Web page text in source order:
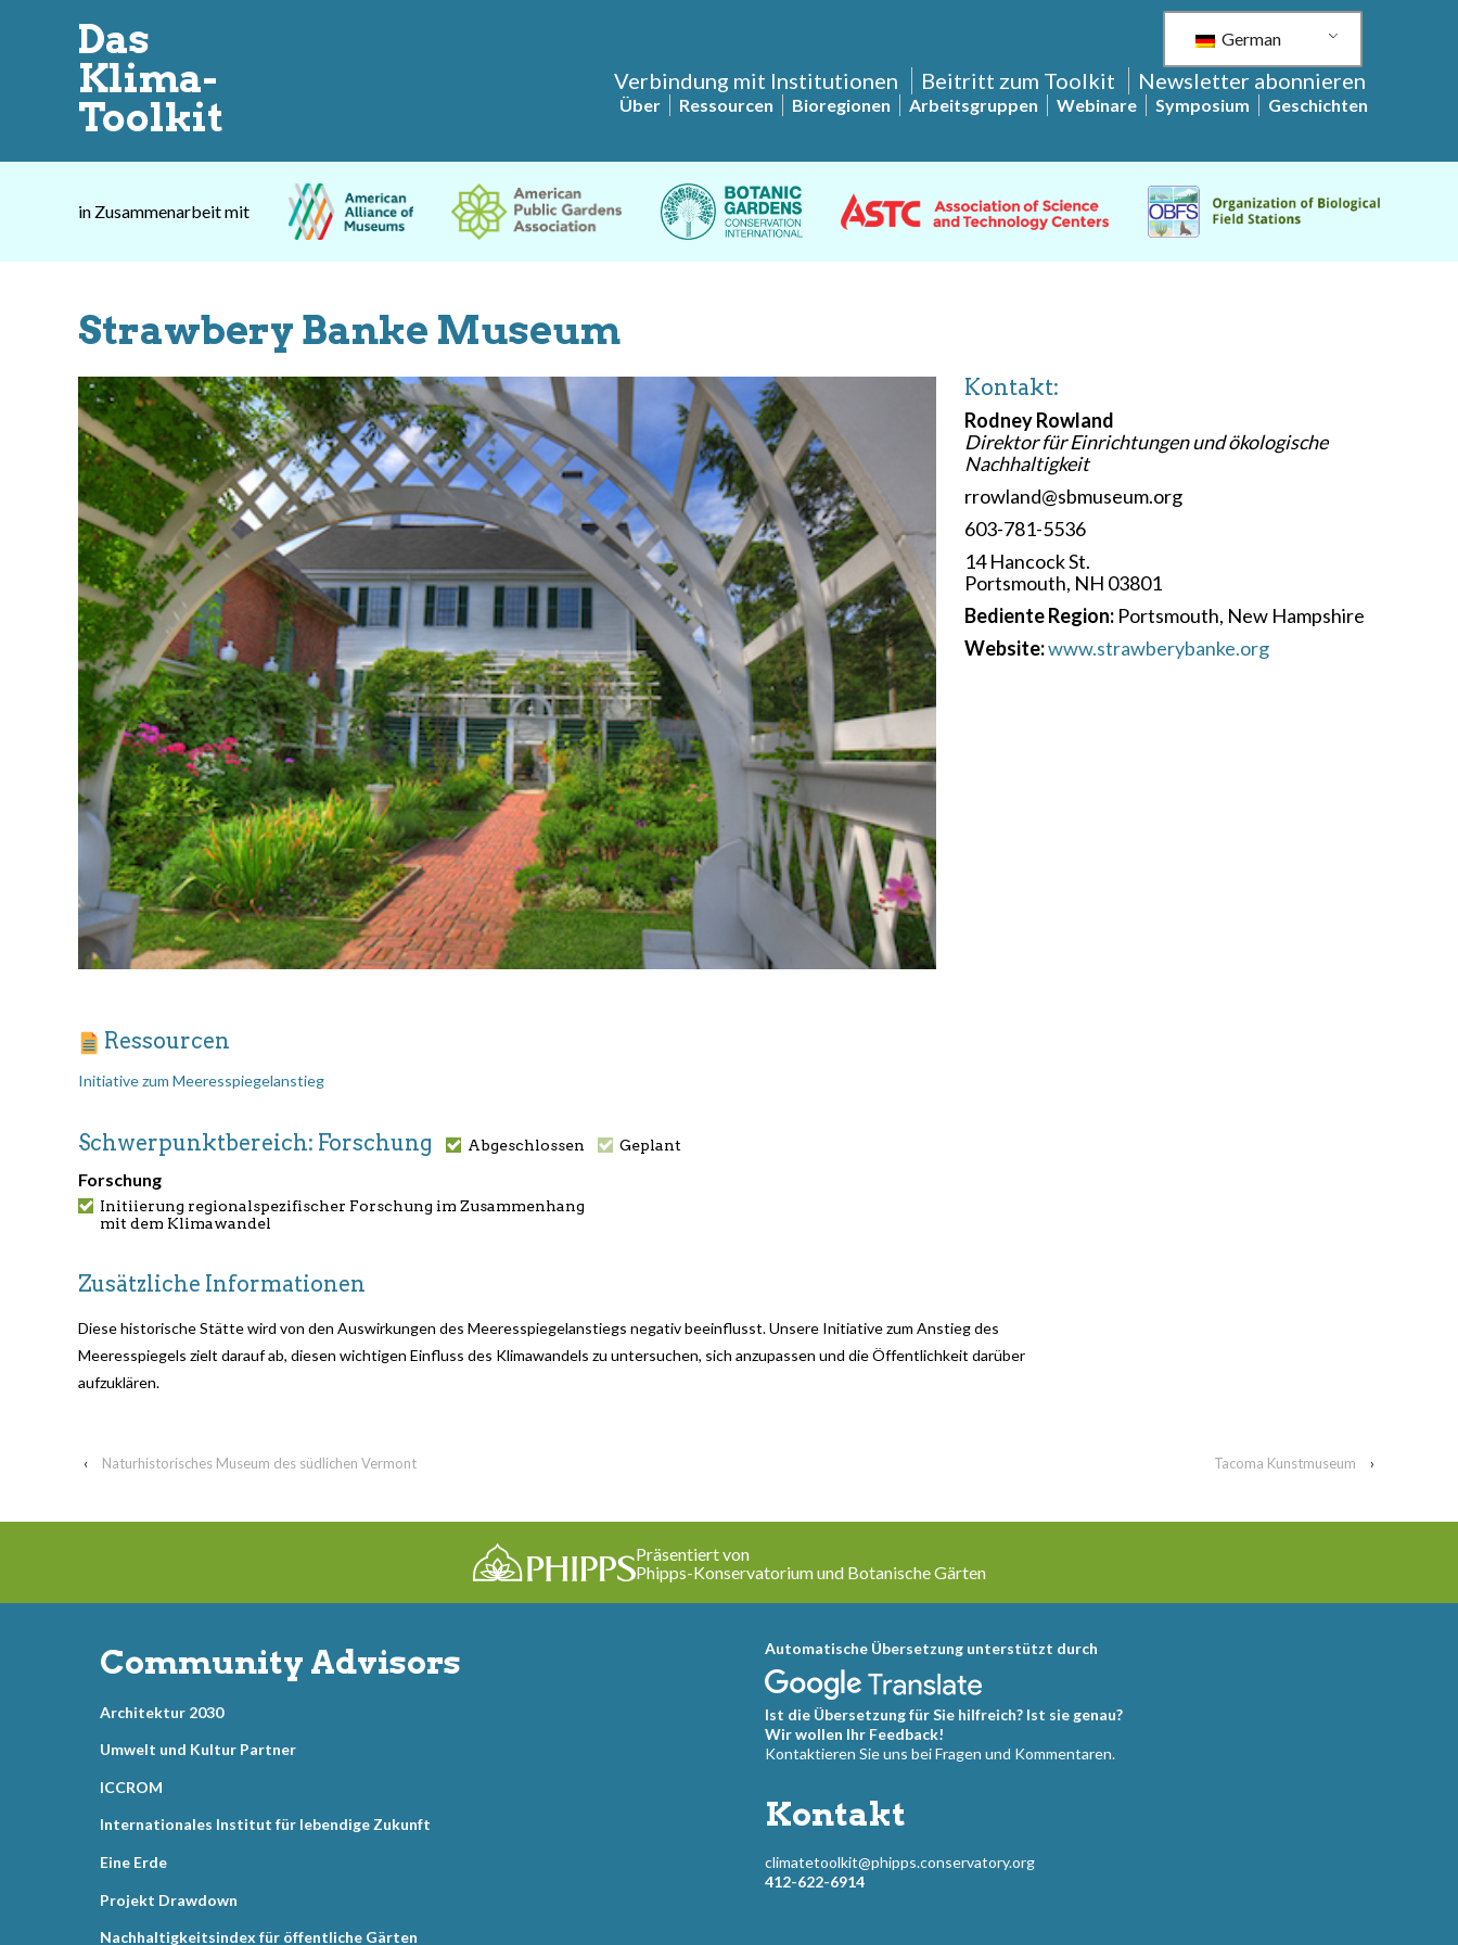
Das
Klima-
Toolkit
German
Verbindung mit Institutionen Beitritt zum Toolkit Newsletter abonnieren
Über Ressourcen Bioregionen Arbeitsgruppen Webinare Symposium Geschichten
in Zusammenarbeit mit
Strawbery Banke Museum
Kontakt:
Rodney Rowland
Direktor für Einrichtungen und ökologische
Nachhaltigkeit
rrowland@sbmuseum.org
603-781-5536
14 Hancock St.
Portsmouth, NH 03801
Bediente Region: Portsmouth, New Hampshire
Website:www.strawberybanke.org
Ressourcen
Initiative zum Meeresspiegelanstieg
Schwerpunktbereich: Forschung Abgeschlossen Geplant
Forschung
Initiierung regionalspezifischer Forschung im Zusammenhang
mit dem Klimawandel
Zusätzliche Informationen
Diese historische Stätte wird von den Auswirkungen des Meeresspiegelanstiegs negativ beeinflusst. Unsere Initiative zum Anstieg des
Meeresspiegels zielt darauf ab, diesen wichtigen Einfluss des Klimawandels zu untersuchen, sich anzupassen und die Öffentlichkeit darüber
aufzuklären.
‹ Naturhistorisches Museum des südlichen Vermont Tacoma Kunstmuseum ›
Präsentiert von
Phipps-Konservatorium und Botanische Gärten
Community Advisors
Architektur 2030
Umwelt und Kultur Partner
ICCROM
Internationales Institut für lebendige Zukunft
Eine Erde
Projekt Drawdown
Nachhaltigkeitsindex für öffentliche Gärten
Automatische Übersetzung unterstützt durch
Ist die Übersetzung für Sie hilfreich? Ist sie genau?
Wir wollen Ihr Feedback!
Kontaktieren Sie uns bei Fragen und Kommentaren.
Kontakt
climatetoolkit@phipps.conservatory.org
412-622-6914